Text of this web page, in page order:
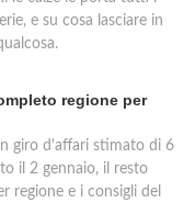
e su cosa lasciare in
regione per
giro d'affari stimato di 6
il 2 gennaio, il resto
regione e i consigli del